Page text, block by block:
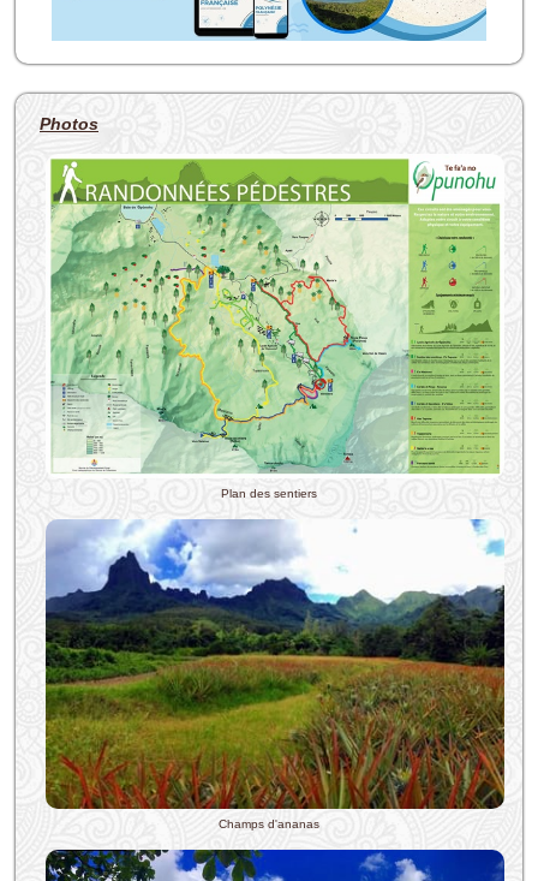
Photos
Plan des sentiers
Champs d'ananas